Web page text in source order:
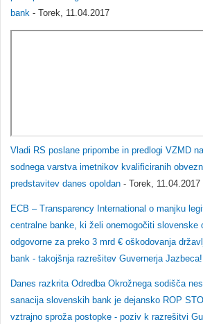
bank - Torek, 11.04.2017
Vladi RS poslane pripombe in predlogi VZMD
sodnega varstva imetnikov kvalificiranih
predstavitev danes opoldan - Torek, 11.04.2017
ECB – Transparency International o manjku
centralne banke, ki želi onemogočiti slovenske
odgovorne za preko 3 mrd € oškodovanja
bank - takojšnja razrešitev Guvernerja Jazbeca!
Danes razkrita Odredba Okrožnega sodišča
sanacija slovenskih bank je dejansko ROP
vztrajno sproža postopke - poziv k razrešitvi